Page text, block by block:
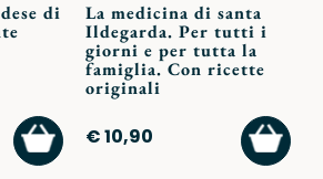
di
AGGIUNGI
AL
CARRELLO
La medicina di santa
Ildegarda. Per tutti i
giorni e per tutta la
famiglia. Con ricette
originali
€ 10,90
AL